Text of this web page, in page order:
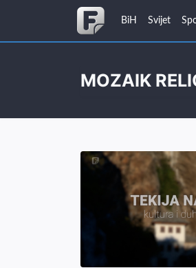
BiH Svijet
MOZAIK